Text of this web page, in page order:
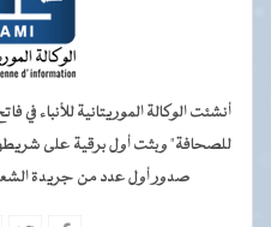
للصحافة" وبثت أول برقية على
صدور أول عدد من جريدة الشعب